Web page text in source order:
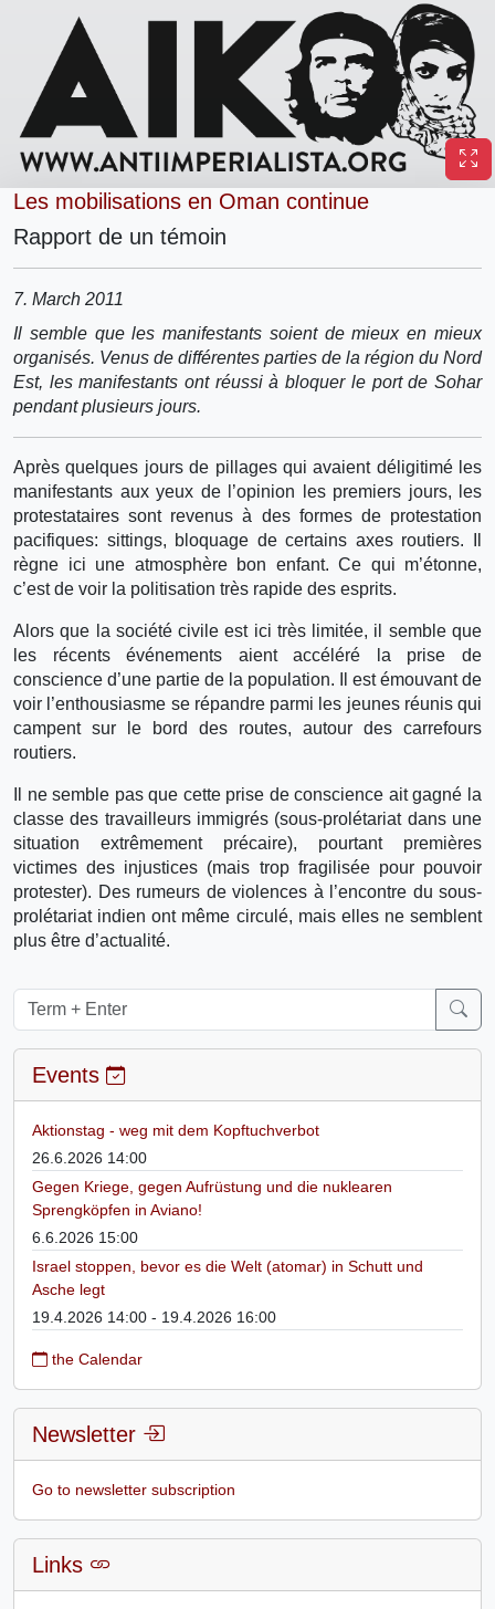
Les mobilisations en Oman continue
Rapport de un témoin
7. March 2011
Il semble que les manifestants soient de mieux en mieux
organisés. Venus de différentes parties de la région du Nord
Est, les manifestants ont réussi à bloquer le port de Sohar
pendant plusieurs jours.
Après quelques jours de pillages qui avaient déligitimé les
manifestants aux yeux de l’opinion les premiers jours, les
protestataires sont revenus à des formes de protestation
pacifiques: sittings, bloquage de certains axes routiers. Il
règne ici une atmosphère bon enfant. Ce qui m’étonne,
c’est de voir la politisation très rapide des esprits.
Alors que la société civile est ici très limitée, il semble que
les récents événements aient accéléré la prise de
conscience d’une partie de la population. Il est émouvant de
voir l’enthousiasme se répandre parmi les jeunes réunis qui
campent sur le bord des routes, autour des carrefours
routiers.
Il ne semble pas que cette prise de conscience ait gagné la
classe des travailleurs immigrés (sous-prolétariat dans une
situation extrêmement précaire), pourtant premières
victimes des injustices (mais trop fragilisée pour pouvoir
protester). Des rumeurs de violences à l’encontre du sous-
prolétariat indien ont même circulé, mais elles ne semblent
plus être d’actualité.
Events
Aktionstag - weg mit dem Kopftuchverbot
26.6.2026 14:00
Gegen Kriege, gegen Aufrüstung und die nuklearen
Sprengköpfen in Aviano!
6.6.2026 15:00
Israel stoppen, bevor es die Welt (atomar) in Schutt und
Asche legt
19.4.2026 14:00 - 19.4.2026 16:00
the Calendar
Newsletter
Go to newsletter subscription
Links